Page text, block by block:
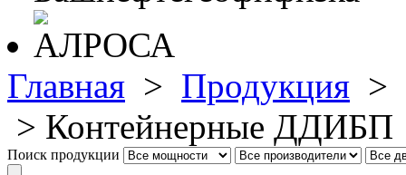
Главная > Продукция >
> Контейнерные ДДИБП
Поиск продукции